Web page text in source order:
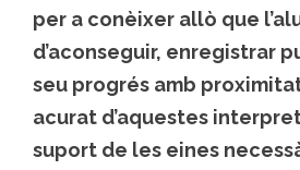
per a conèixer allò que
d’aconseguir, enregistrar
seu progrés amb
acurat d’aquestes
suport de les eines